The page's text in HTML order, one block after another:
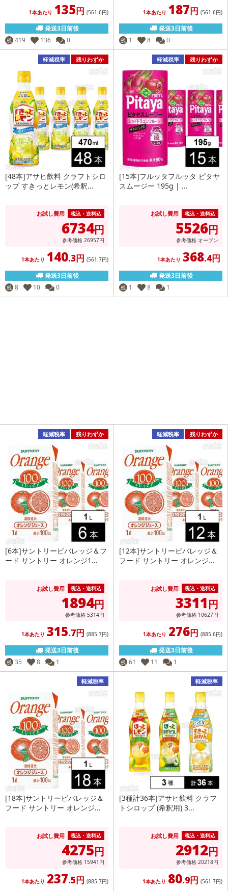
1本あたり 135円 (561 .6円)
発送3日前後
残 419 136 0
1本あたり 187円 (561 .6円)
発送3日前後
残 1 8 0
軽減税率 残りわずか
[48本]アサヒ飲料 クラフトシロ
ップ すきっとレモン(希釈...
お試し費用 税込・送料込
6734円
参考価格 26957円
1本あたり 140.3円 (561.7円)
発送3日前後
残 8 10 0
軽減税率 残りわずか
[15本]フルッタフルッタ ピタヤ
スムージー 195g | ...
お試し費用 税込・送料込
5526円
参考価格 オープン
1本あたり 368.4円
発送3日前後
残 1 8 1
軽減税率 残りわずか
[6本]サントリービバレッジ＆フ
ード サントリー オレンジ1...
お試し費用 税込・送料込
1894円
参考価格 5314円
1本あたり 315.7円 (885.7円)
発送3日前後
残 35 8 1
軽減税率 残りわずか
[12本]サントリービバレッジ＆
フード サントリー オレンジ...
お試し費用 税込・送料込
3311円
参考価格 10627円
1本あたり 276円 (885.6円)
発送3日前後
残 61 11 1
軽減税率
[18本]サントリービバレッジ＆
フード サントリー オレンジ...
お試し費用 税込・送料込
4275円
参考価格 15941 円
1本あたり 237.5円 (885.7円)
軽減税率
[3種計36本]アサヒ飲料 クラフ
トシロップ (希釈用) 3...
お試し費用 税込・送料込
2912円
参考価格 20218円
1本あたり 80.9円 (561.7円)